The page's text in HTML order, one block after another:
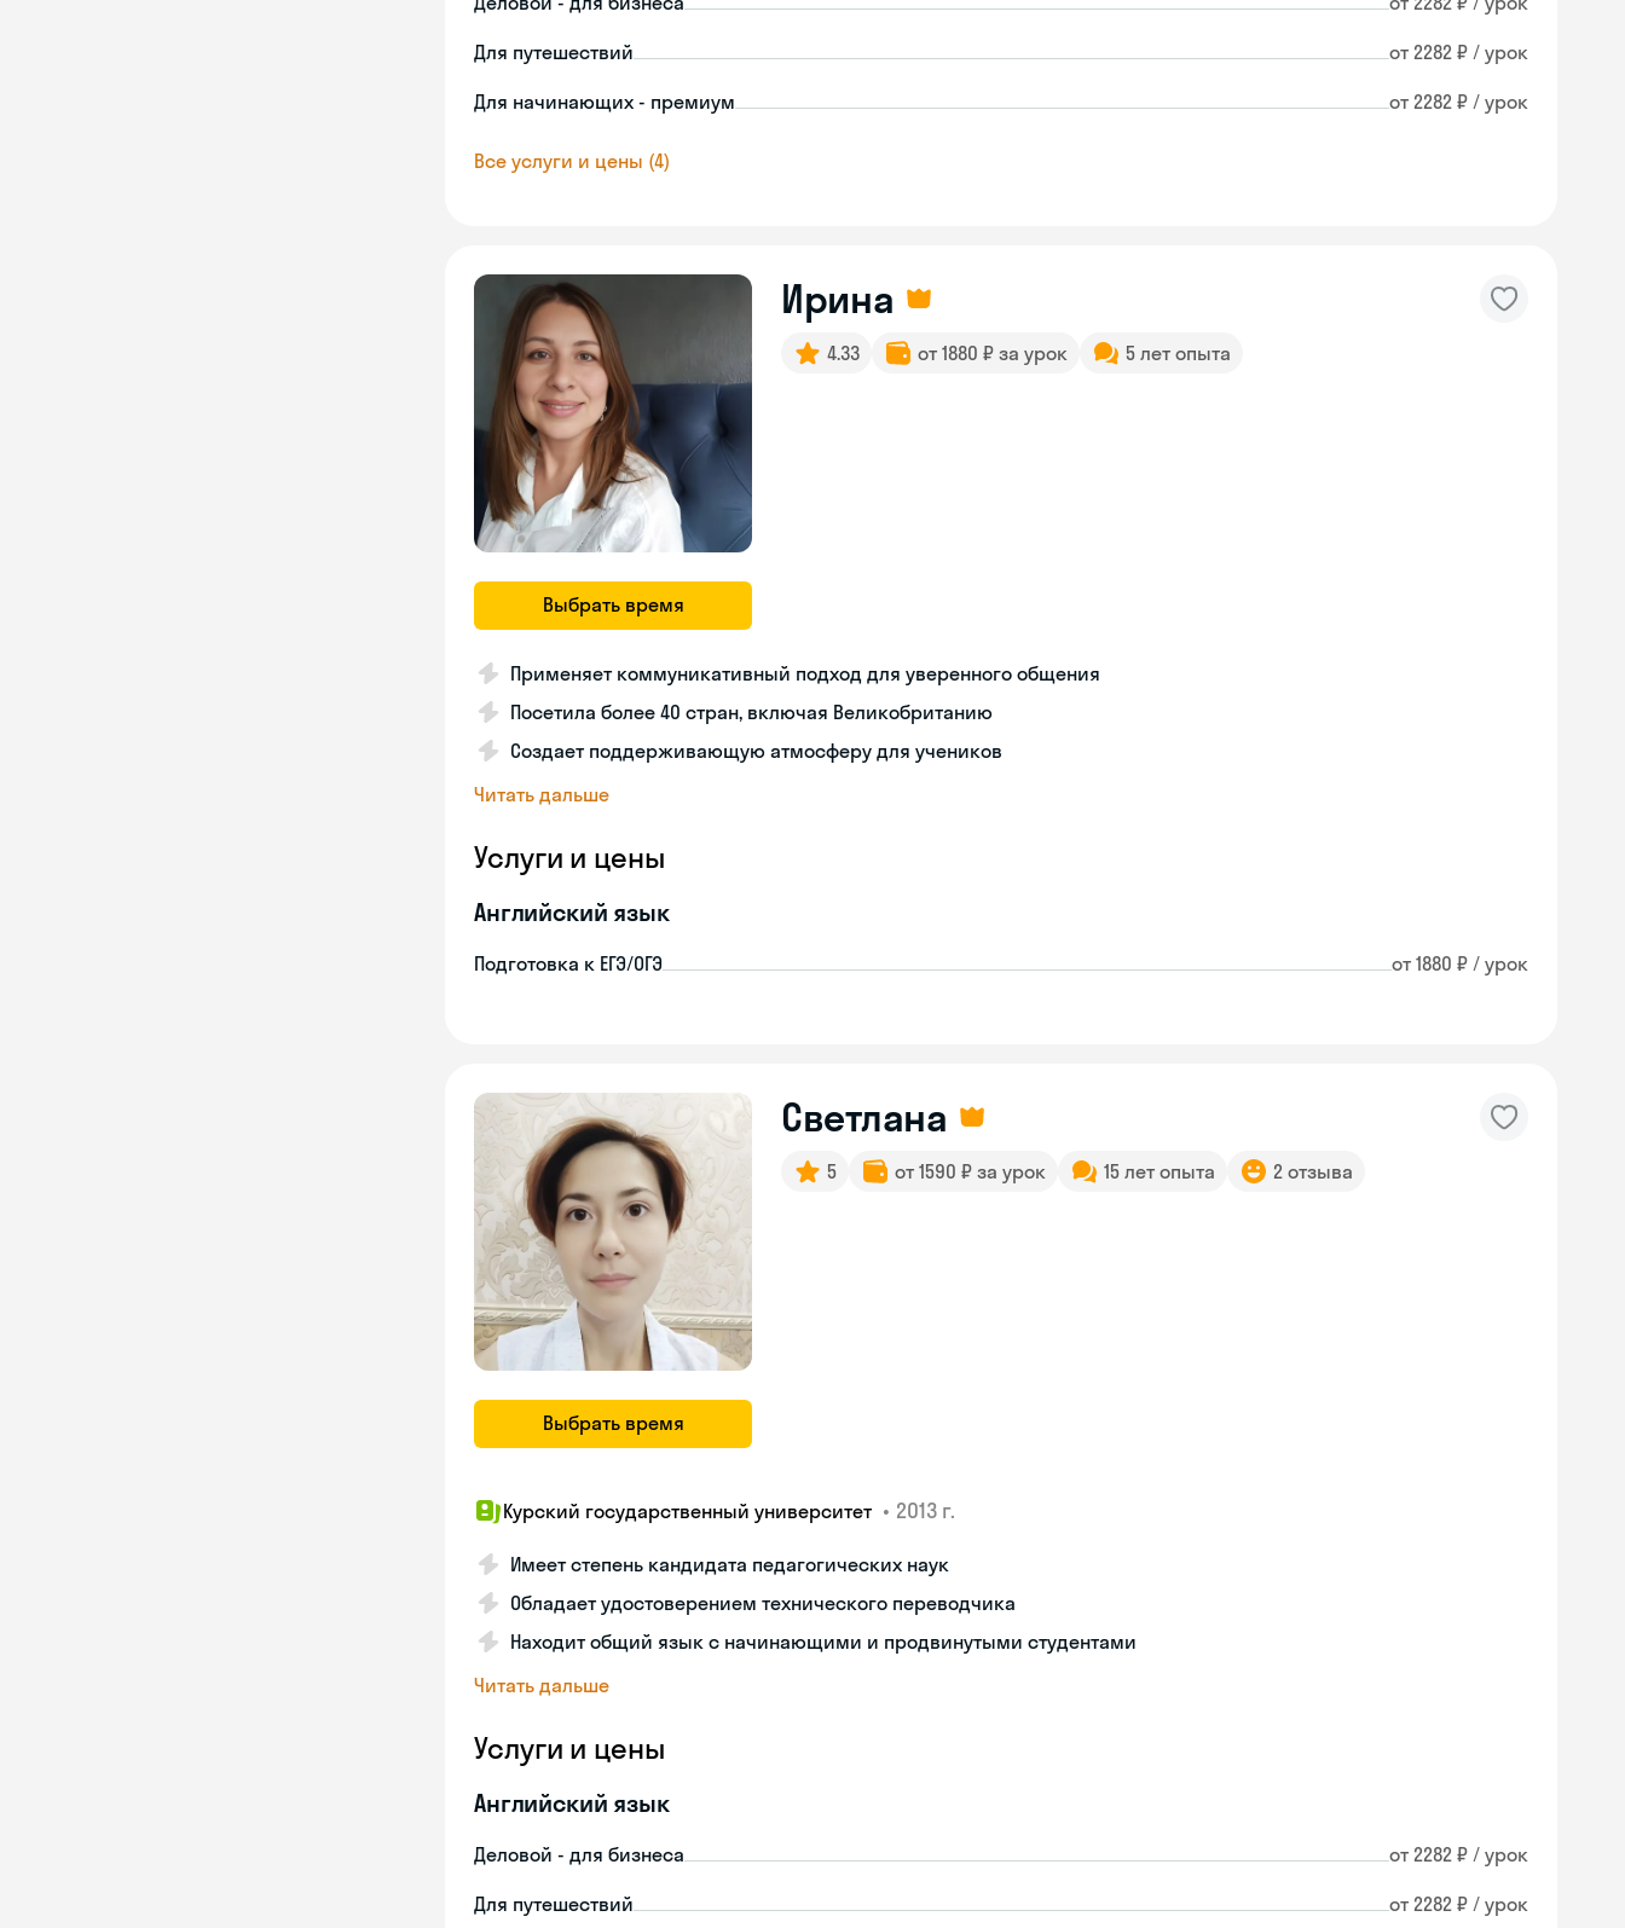
Для путешествий от 2282 ₽ / урок
Для начинающих - премиум от 2282 ₽ / урок
Все услуги и цены (4)
Выбрать время
Ирина
4.33 от 1880 ₽ за урок 5 лет опыта
Применяет коммуникативный подход для уверенного общения
Посетила более 40 стран, включая Великобританию
Создает поддерживающую атмосферу для учеников
Читать дальше
Услуги и цены
Английский язык
Подготовка к ЕГЭ/ОГЭ от 1880 ₽ / урок
Выбрать время
Светлана
5 от 1590 ₽ за урок 15 лет опыта 2 отзыва
Курский государственный университет • 2013 г.
Имеет степень кандидата педагогических наук
Обладает удостоверением технического переводчика
Находит общий язык с начинающими и продвинутыми студентами
Читать дальше
Услуги и цены
Английский язык
Деловой - для бизнеса от 2282 ₽ / урок
Для путешествий от 2282 ₽ / урок